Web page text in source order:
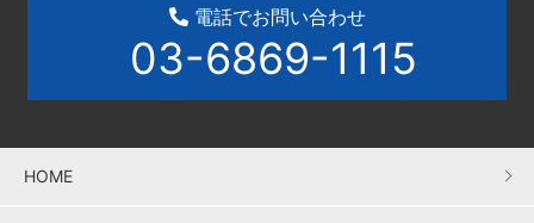
電話でお問い合わせ
03-6869-1115
HOME